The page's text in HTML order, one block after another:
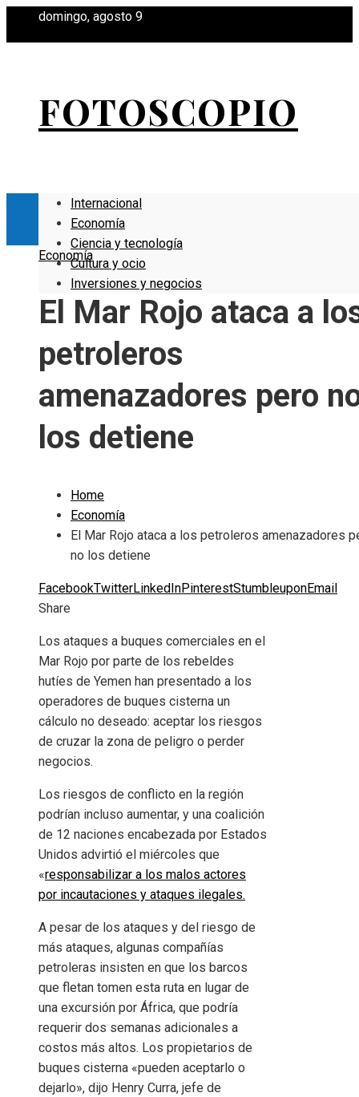
domingo, agosto 9
FOTOSCOPIO
Internacional
Economía
Ciencia y tecnología
Cultura y ocio
Inversiones y negocios
Economía
El Mar Rojo ataca a
petroleros
amenazadores pero
los detiene
Home
Economía
El Mar Rojo ataca a los petroleros amenazadores
no los detiene
FacebookTwitterLinkedInPinterestStumbleuponEmail
Share
Los ataques a buques comerciales en el
Mar Rojo por parte de los rebeldes
hutíes de Yemen han presentado a los
operadores de buques cisterna un
cálculo no deseado: aceptar los riesgos
de cruzar la zona de peligro o perder
negocios.
Los riesgos de conflicto en la región
podrían incluso aumentar, y una coalición
de 12 naciones encabezada por Estados
Unidos advirtió el miércoles que
«responsabilizar a los malos actores
por incautaciones y ataques ilegales.
A pesar de los ataques y del riesgo de
más ataques, algunas compañías
petroleras insisten en que los barcos
que fletan tomen esta ruta en lugar de
una excursión por África, que podría
requerir dos semanas adicionales a
costos más altos. Los propietarios de
buques cisterna «pueden aceptarlo o
dejarlo», dijo Henry Curra, jefe de